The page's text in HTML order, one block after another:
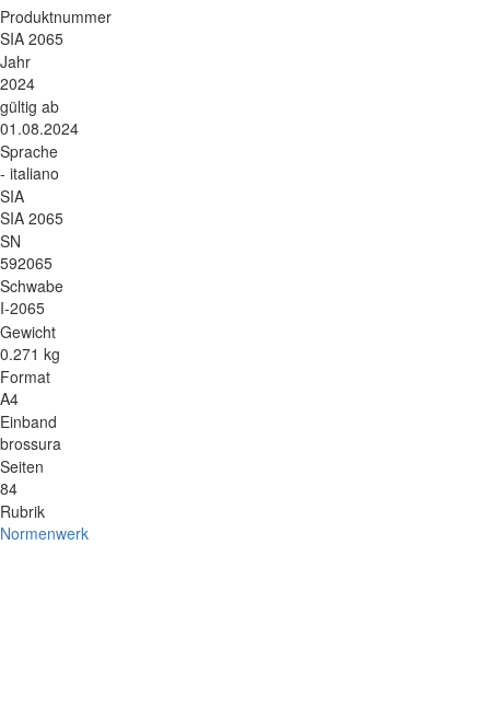
Produktnummer
SIA 2065
Jahr
2024
gültig ab
01.08.2024
Sprache
- italiano
SIA
SIA 2065
SN
592065
Schwabe
I-2065
Gewicht
0.271 kg
Format
A4
Einband
brossura
Seiten
84
Rubrik
Normenwerk